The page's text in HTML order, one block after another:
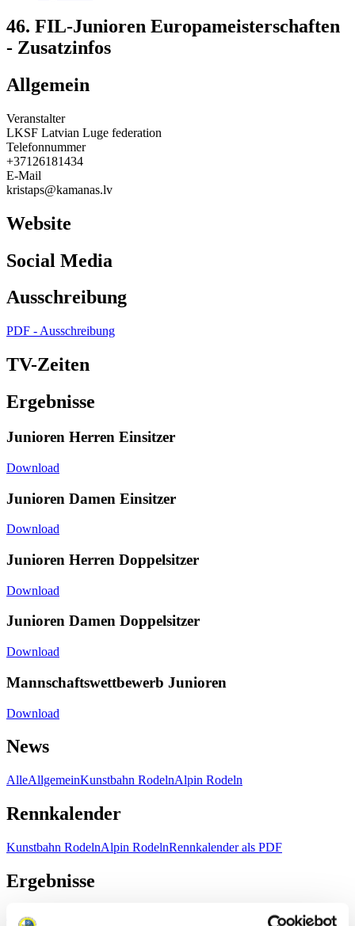
46. FIL-Junioren Europameisterschaften
- Zusatzinfos
Allgemein
Veranstalter
LKSF Latvian Luge federation
Telefonnummer
+37126181434
E-Mail
kristaps@kamanas.lv
Website
Social Media
Ausschreibung
PDF - Ausschreibung
TV-Zeiten
Ergebnisse
Junioren Herren Einsitzer
Download
Junioren Damen Einsitzer
Download
Junioren Herren Doppelsitzer
Download
Junioren Damen Doppelsitzer
Download
Mannschaftswettbewerb Junioren
Download
News
AlleAllgemeinKunstbahn RodelnAlpin Rodeln
Rennkalender
Kunstbahn RodelnAlpin RodelnRennkalender als PDF
Ergebnisse
Aktuell